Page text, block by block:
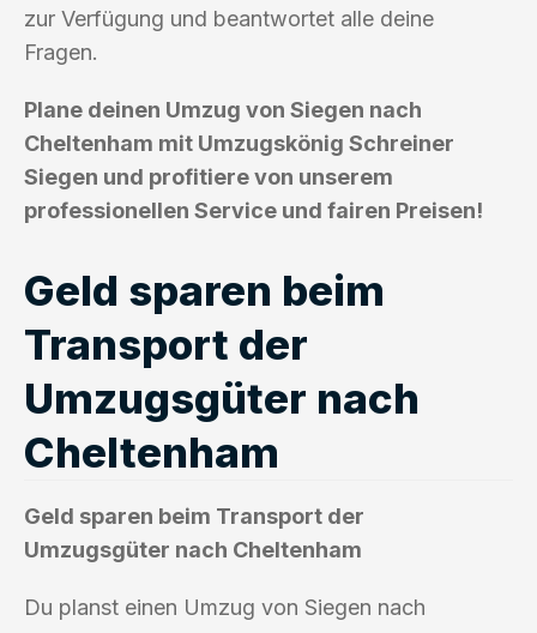
zur Verfügung und beantwortet alle deine
Fragen.
Plane deinen Umzug von Siegen nach
Cheltenham mit Umzugskönig Schreiner
Siegen und profitiere von unserem
professionellen Service und fairen Preisen!
Geld sparen beim
Transport der
Umzugsgüter nach
Cheltenham
Geld sparen beim Transport der
Umzugsgüter nach Cheltenham
Du planst einen Umzug von Siegen nach